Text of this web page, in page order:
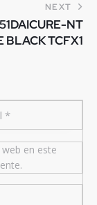
NEXT
NT
BLACK TCFX1
en este